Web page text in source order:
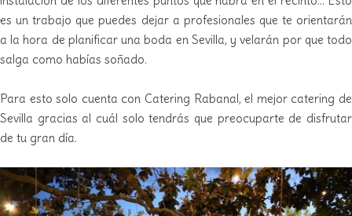
es un trabajo que puedes dejar a profesionales que te orientarán
a la hora de planificar una boda en Sevilla, y velarán por que todo
salga como habías soñado.
Para esto solo cuenta con Catering Rabanal, el mejor catering de
Sevilla gracias al cuál solo tendrás que preocuparte de disfrutar
de tu gran día.